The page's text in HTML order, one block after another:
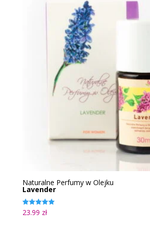
Naturalne Perfumy w Olejku
Lavender
Oceniono
5.00
23.99 zł